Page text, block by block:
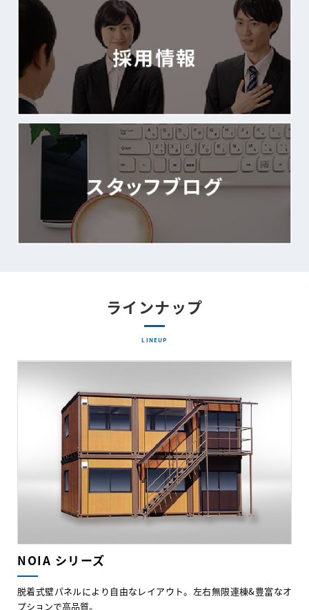
ラインナップ
LINEUP
NOIA シリーズ
脱着式壁パネルにより自由なレイアウト。左右無限連棟&豊富なオ
プションで高品質。